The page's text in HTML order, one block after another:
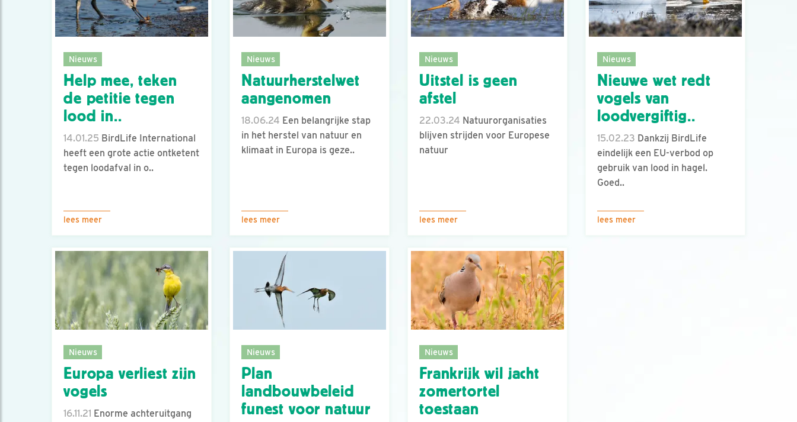
Nieuws
Help mee, teken
de petitie tegen
lood in..
14.01.25 BirdLife International
heeft een grote actie ontketent
tegen loodafval in o..
lees meer
Nieuws
Natuurherstelwet
aangenomen
18.06.24 Een belangrijke stap
in het herstel van natuur en
klimaat in Europa is geze..
lees meer
Nieuws
Uitstel is geen
afstel
22.03.24 Natuurorganisaties
blijven strijden voor Europese
natuur
lees meer
Nieuws
Nieuwe wet redt
vogels van
loodvergiftig..
15.02.23 Dankzij BirdLife
eindelijk een EU-verbod op
gebruik van lood in hagel.
Goed..
lees meer
Nieuws
Europa verliest zijn
vogels
16.11.21 Enorme achteruitgang
Nieuws
Plan
landbouwbeleid
funest voor natuur
Nieuws
Frankrijk wil jacht
zomertortel
toestaan